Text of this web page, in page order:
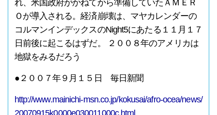
れ、米国政府がかねてから準備していたＡＭＥＲ
Ｏが導入される。経済崩壊は、マヤカレンダーの
コルマンインデックスのNight5にあたる１１月１７
日前後に起こるはずだ。 ２００８年のアメリカは
地獄をみるだろう
●２００７年９月１５日 毎日新聞
http://www.mainichi-msn.co.jp/kokusai/afro-ocea/news/
20070915k0000e030011000c.html